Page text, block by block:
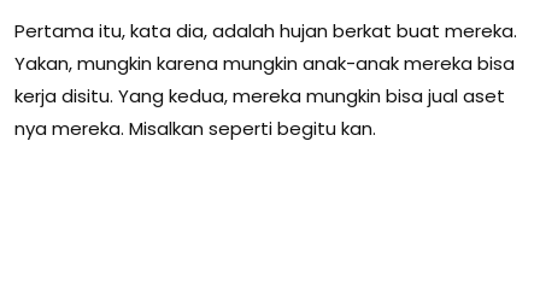
Pertama itu, kata dia, adalah hujan berkat buat mereka.
Yakan, mungkin karena mungkin anak-anak mereka bisa
kerja disitu. Yang kedua, mereka mungkin bisa jual aset
nya mereka. Misalkan seperti begitu kan.